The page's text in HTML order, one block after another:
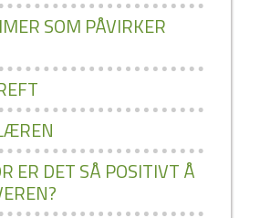
SOM PÅVIRKER
ER DET SÅ POSITIVT Å